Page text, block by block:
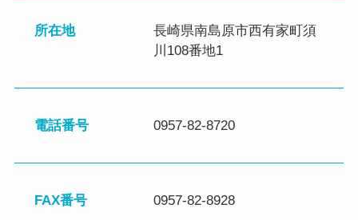
所在地
長崎県南島原市西有家町須
川108番地1
電話番号 0957-82-8720
FAX番号 0957-82-8928